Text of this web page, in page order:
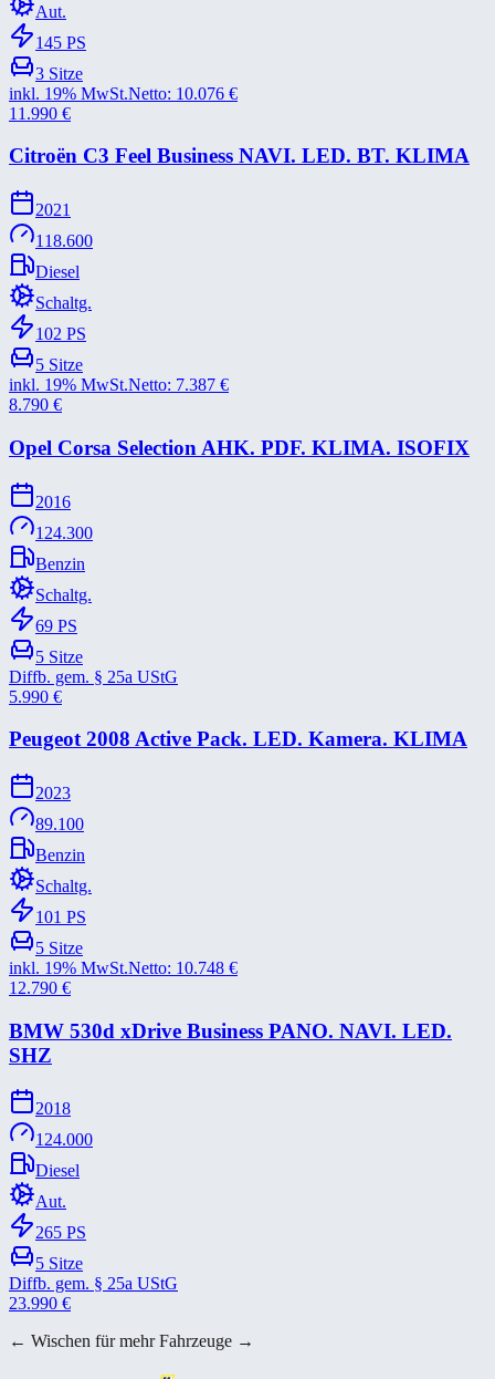
Aut.
145 PS
3 Sitze
inkl. 19% MwSt.Netto: 10.076 €
11.990 €
Citroën C3 Feel Business NAVI. LED. BT. KLIMA
2021
118.600
Diesel
Schaltg.
102 PS
5 Sitze
inkl. 19% MwSt.Netto: 7.387 €
8.790 €
Opel Corsa Selection AHK. PDF. KLIMA. ISOFIX
2016
124.300
Benzin
Schaltg.
69 PS
5 Sitze
Diffb. gem. § 25a UStG
5.990 €
Peugeot 2008 Active Pack. LED. Kamera. KLIMA
2023
89.100
Benzin
Schaltg.
101 PS
5 Sitze
inkl. 19% MwSt.Netto: 10.748 €
12.790 €
BMW 530d xDrive Business PANO. NAVI. LED.
SHZ
2018
124.000
Diesel
Aut.
265 PS
5 Sitze
Diffb. gem. § 25a UStG
23.990 €
← Wischen für mehr Fahrzeuge →